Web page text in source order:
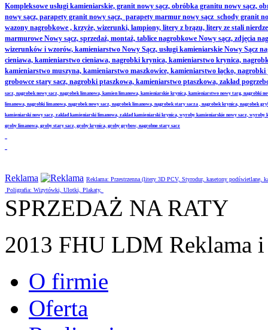
Kompleksowe usługi kamieniarskie, granit nowy sącz, obróbka granitu nowy sącz,
nowy sącz, parapety granit nowy sącz, parapety marmur nowy sącz schody granit
wazony nagrobkowe , krzyże, wizerunki, lampiony, litery z brązu, litery ze stali
marmurowe Nowy sącz, sprzedaż, montaż, tablice nagrobkowe Nowy sącz, zdjęcia
wizerunków i wzorów, kamieniarstwo Nowy Sącz, usługi kamieniarskie Nowy
cieniawa, kamieniarstwo cieniawa, nagrobki krynica, kamieniarstwo krynica,
kamieniarstwo muszyna, kamieniarstwo maszkowice, kamieniarstwo łącko,
grobowce stary sacz, nagrobki ptaszkowa, kamieniarstwo ptaszkowa, zakład
sacz, nagrobek nowy sacz, nagrobek limanowa, kamien limanowa, kamieniarskie krynica, kamieniarstwo nowy targ,
limanowa, nagrobki limanowa, nagrobek nowy sacz, nagrobek limanowa, nagrobek stary sacza , nagrobek krynica, nagrobek
kamieniarski nowy sacz, zaklad kamieniarski limanowa, zaklad kamieniarski krynica, wyroby kamieniarskie nowy sacz,
groby limanowa, groby stary sacz, groby krynica, groby grybow, nagrobne stary sacz
Reklama
Reklama: Przestrzenna (litery 3D PCV, Styrodur, kasetony
Poligrafia: Wizytówki, Ulotki, Plakaty,
SPRZEDAŻ NA RATY
2013 FHU LDM Reklama
O firmie
Oferta